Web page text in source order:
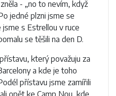
- „no to nevím, když
jedné plzni jsme se
s Estrellou v ruce
se těšili na den D.
který považuju za
a kde je toho
přístavu jsme zamířili
opět ke Camp Nou, kde